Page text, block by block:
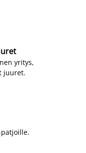
yritys,
juuret.
patjoille.